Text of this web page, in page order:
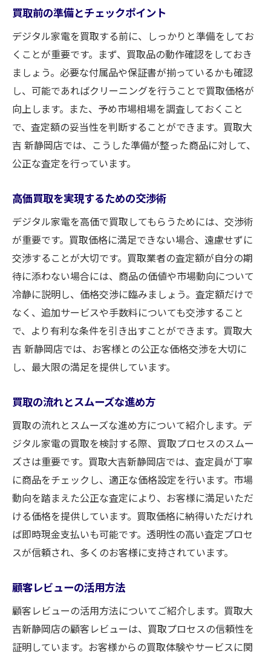
買取前の準備とチェックポイント
デジタル家電を買取する前に、しっかりと準備をしてお
くことが重要です。まず、買取品の動作確認をしておき
ましょう。必要な付属品や保証書が揃っているかも確認
し、可能であればクリーニングを行うことで買取価格が
向上します。また、予め市場相場を調査しておくこと
で、査定額の妥当性を判断することができます。買取大
吉 新静岡店では、こうした準備が整った商品に対して、
公正な査定を行っています。
高価買取を実現するための交渉術
デジタル家電を高価で買取してもらうためには、交渉術
が重要です。買取価格に満足できない場合、遠慮せずに
交渉することが大切です。買取業者の査定額が自分の期
待に添わない場合には、商品の価値や市場動向について
冷静に説明し、価格交渉に臨みましょう。査定額だけで
なく、追加サービスや手数料についても交渉すること
で、より有利な条件を引き出すことができます。買取大
吉 新静岡店では、お客様との公正な価格交渉を大切に
し、最大限の満足を提供しています。
買取の流れとスムーズな進め方
買取の流れとスムーズな進め方について紹介します。デ
ジタル家電の買取を検討する際、買取プロセスのスムー
ズさは重要です。買取大吉新静岡店では、査定員が丁寧
に商品をチェックし、適正な価格設定を行います。市場
動向を踏まえた公正な査定により、お客様に満足いただ
ける価格を提供しています。買取価格に納得いただけれ
ば即時現金支払いも可能です。透明性の高い査定プロセ
スが信頼され、多くのお客様に支持されています。
顧客レビューの活用方法
顧客レビューの活用方法についてご紹介します。買取大
吉新静岡店の顧客レビューは、買取プロセスの信頼性を
証明しています。お客様からの買取体験やサービスに関